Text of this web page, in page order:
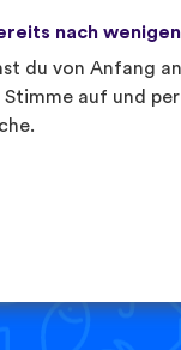
nach
du von Anfang
Stimme auf und